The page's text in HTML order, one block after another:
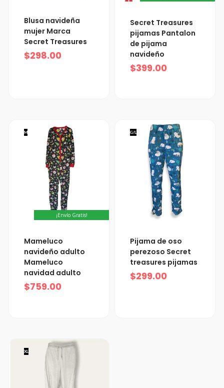
Blusa navideña
mujer Marca
Secret Treasures
$298.00
Secret Treasures
pijamas Pantalon
de pijama
navideño
$399.00
M
¡Envío Gratis!
Mameluco
navideño adulto
Mameluco
navidad adulto
$759.00
G/L
Pijama de oso
perezoso Secret
treasures pijamas
$299.00
XL